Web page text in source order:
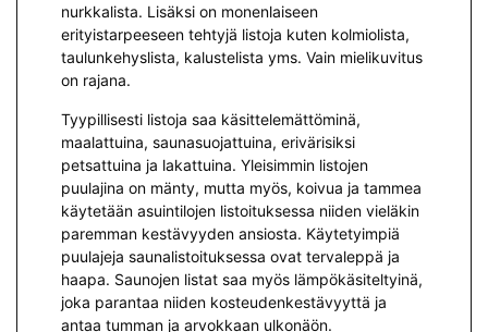
nurkkalista. Lisäksi on monenlaiseen
erityistarpeeseen tehtyjä listoja kuten kolmiolista,
taulunkehyslista, kalustelista yms. Vain mielikuvitus
on rajana.
Tyypillisesti listoja saa käsittelemättöminä,
maalattuina, saunasuojattuina, erivärisiksi
petsattuina ja lakattuina. Yleisimmin listojen
puulajina on mänty, mutta myös, koivua ja tammea
käytetään asuintilojen listoituksessa niiden vieläkin
paremman kestävyyden ansiosta. Käytetyimpiä
puulajeja saunalistoituksessa ovat tervaleppä ja
haapa. Saunojen listat saa myös lämpökäsiteltyinä,
joka parantaa niiden kosteudenkestävyyttä ja
antaa tumman ja arvokkaan ulkonäön.